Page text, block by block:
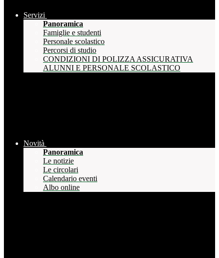
Servizi
Panoramica
Famiglie e studenti
Personale scolastico
Percorsi di studio
CONDIZIONI DI POLIZZA ASSICURATIVA
ALUNNI E PERSONALE SCOLASTICO
Novità
Panoramica
Le notizie
Le circolari
Calendario eventi
Albo online